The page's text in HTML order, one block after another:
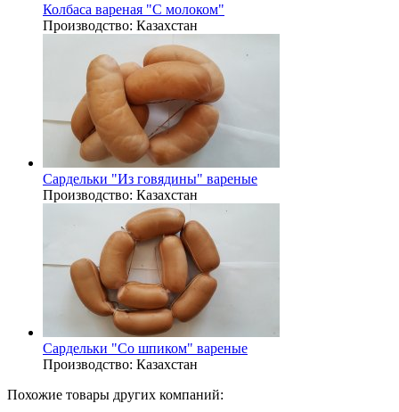
Колбаса вареная "С молоком"
Производство: Казахстан
Сардельки "Из говядины" вареные
Производство: Казахстан
Сардельки "Со шпиком" вареные
Производство: Казахстан
Похожие товары других компаний: